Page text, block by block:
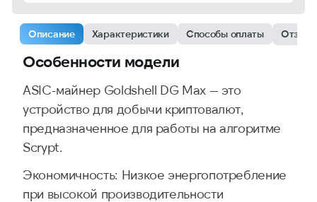
Описание Характеристики Способы оплаты Отзывы
Особенности модели
ASIC-майнер Goldshell DG Max — это
устройство для добычи криптовалют,
предназначенное для работы на алгоритме
Scrypt.
Экономичность: Низкое энергопотребление
при высокой производительности